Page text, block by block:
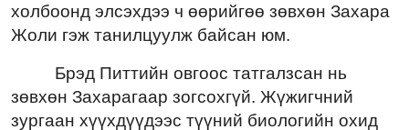
холбоонд элсэхдээ ч өөрийгөө зөвхөн Захара
Жоли гэж танилцуулж байсан юм.
Брэд Питтийн овгоос татгалзсан нь
зөвхөн Захарагаар зогсохгүй. Жүжигчний
зургаан хүүхдүүдээс түүний биологийн охид